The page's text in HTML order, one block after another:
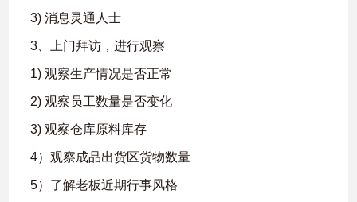
3) 消息灵通人士
3、上门拜访，进行观察
1) 观察生产情况是否正常
2) 观察员工数量是否变化
3) 观察仓库原料库存
4）观察成品出货区货物数量
5）了解老板近期行事风格